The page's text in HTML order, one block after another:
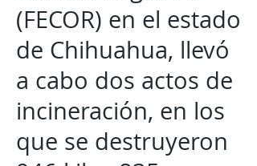
(FECOR) en el estado
de Chihuahua, llevó
a cabo dos actos de
incineración, en los
que se destruyeron